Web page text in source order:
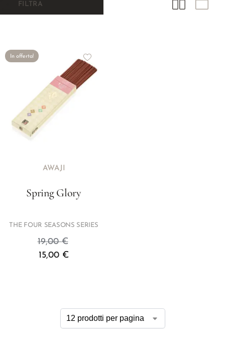
FILTRA
In offerta!
AWAJI
Spring Glory
THE FOUR SEASONS SERIES
19,00€
15,00 €